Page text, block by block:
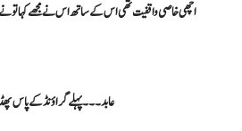
اچھی خاصی واقفیت تھی اس کے ساتھ اس نے مجھے کہا تو
عابد۔۔۔ پہلے گراؤنڈ کے پاس